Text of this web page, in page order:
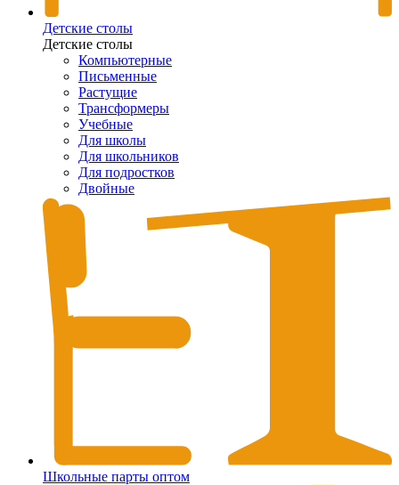
Детские столы
Детские столы
Компьютерные
Письменные
Растущие
Трансформеры
Учебные
Для школы
Для школьников
Для подростков
Двойные
Школьные парты оптом